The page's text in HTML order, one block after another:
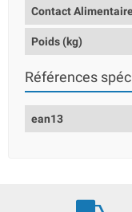
Contact
Poids (kg)
Références
ean13